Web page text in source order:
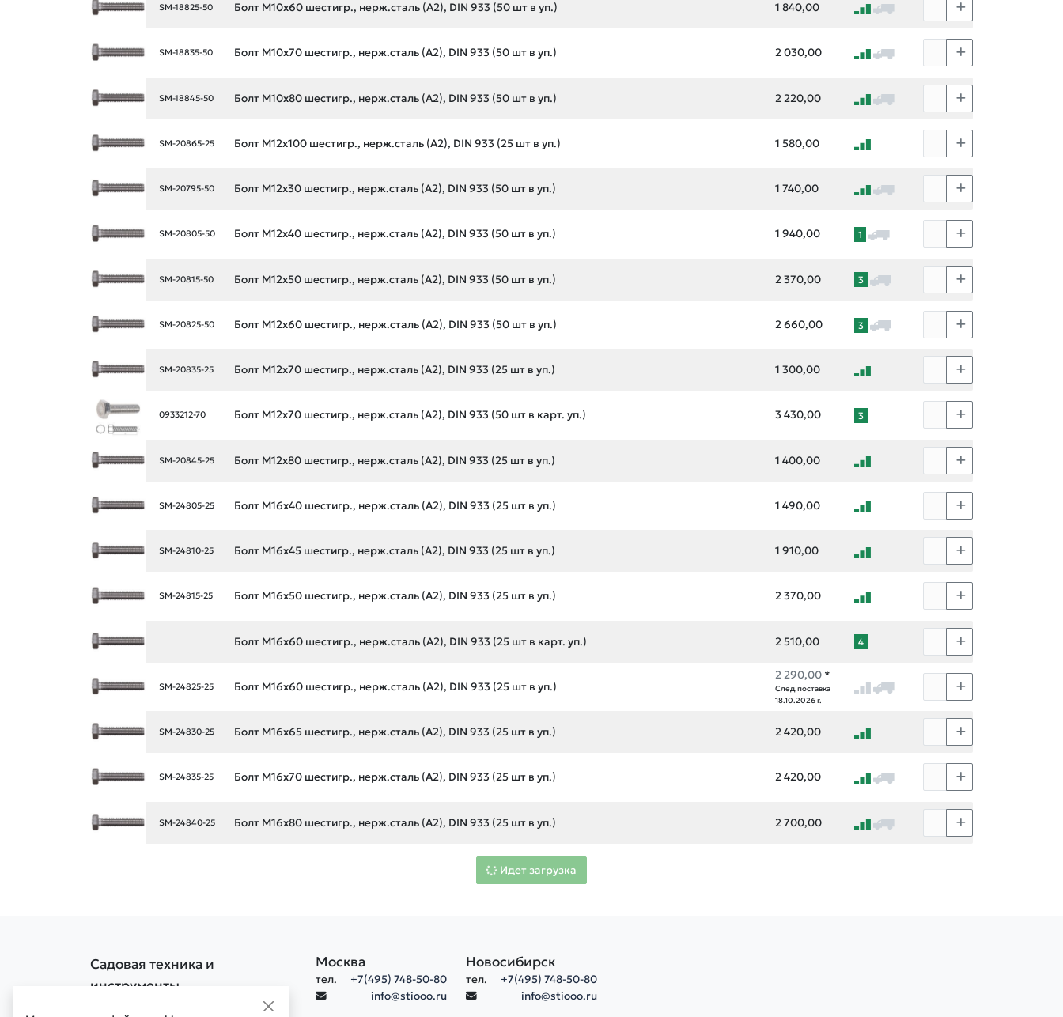
SM-18825-50 Болт М10х60 шестигр., нерж.сталь (А2), DIN 933 (50 шт в уп.) 1 840,00
SM-18835-50 Болт М10х70 шестигр., нерж.сталь (А2), DIN 933 (50 шт в уп.) 2 030,00
SM-18845-50 Болт М10х80 шестигр., нерж.сталь (А2), DIN 933 (50 шт в уп.) 2 220,00
SM-20865-25 Болт М12х100 шестигр., нерж.сталь (А2), DIN 933 (25 шт в уп.) 1 580,00
SM-20795-50 Болт М12х30 шестигр., нерж.сталь (А2), DIN 933 (50 шт в уп.) 1 740,00
SM-20805-50 Болт М12х40 шестигр., нерж.сталь (А2), DIN 933 (50 шт в уп.) 1 940,00 1
SM-20815-50 Болт М12х50 шестигр., нерж.сталь (А2), DIN 933 (50 шт в уп.) 2 370,00 3
SM-20825-50 Болт М12х60 шестигр., нерж.сталь (А2), DIN 933 (50 шт в уп.) 2 660,00 3
SM-20835-25 Болт М12х70 шестигр., нерж.сталь (А2), DIN 933 (25 шт в уп.) 1 300,00
0933212-70 Болт М12х70 шестигр., нерж.сталь (А2), DIN 933 (50 шт в карт. уп.) 3 430,00 3
SM-20845-25 Болт М12х80 шестигр., нерж.сталь (А2), DIN 933 (25 шт в уп.) 1 400,00
SM-24805-25 Болт М16х40 шестигр., нерж.сталь (А2), DIN 933 (25 шт в уп.) 1 490,00
SM-24810-25 Болт М16х45 шестигр., нерж.сталь (А2), DIN 933 (25 шт в уп.) 1 910,00
SM-24815-25 Болт М16х50 шестигр., нерж.сталь (А2), DIN 933 (25 шт в уп.) 2 370,00
Болт М16х60 шестигр., нерж.сталь (А2), DIN 933 (25 шт в карт. уп.) 2 510,00 4
SM-24825-25 Болт М16х60 шестигр., нерж.сталь (А2), DIN 933 (25 шт в уп.)
2 290,00 *
След.поставка
18.10.2026 г.
SM-24830-25 Болт М16х65 шестигр., нерж.сталь (А2), DIN 933 (25 шт в уп.) 2 420,00
SM-24835-25 Болт М16х70 шестигр., нерж.сталь (А2), DIN 933 (25 шт в уп.) 2 420,00
SM-24840-25 Болт М16х80 шестигр., нерж.сталь (А2), DIN 933 (25 шт в уп.) 2 700,00
Идет загрузка
Садовая техника и
инструменты
Москва
тел.
+7(495) 748-50-80
info@stiooo.ru
Новосибирск
тел.
+7(495) 748-50-80
info@stiooo.ru